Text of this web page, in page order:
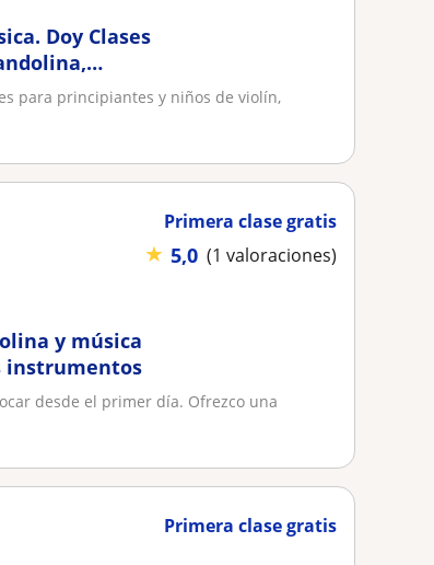
Doy Clases
para principiantes y niños de violín,
Primera clase gratis
★ 5,0 (1 valoraciones)
y música
instrumentos
desde el primer día. Ofrezco una
Primera clase gratis